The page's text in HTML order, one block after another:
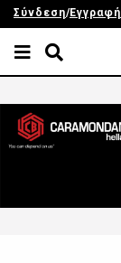
Σύνδεση/Εγγραφή